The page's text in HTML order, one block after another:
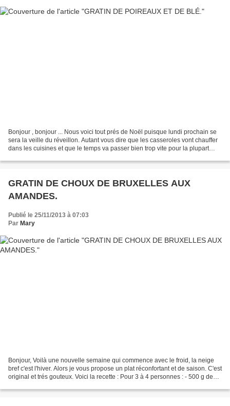
Bonjour , bonjour ... Nous voici tout prés de Noël puisque lundi prochain se
sera la veille du réveillon. Autant vous dire que les casseroles vont chauffer
dans les cuisines et que le temps va passer bien trop vite pour la plupart
GRATIN DE CHOUX DE BRUXELLES AUX
AMANDES.
Publié le 25/11/2013 à 07:03
Par Mary
Bonjour, Voilà une nouvelle semaine qui commence avec le froid, la neige
bref c'est l'hiver. Alors je vous propose un plat réconfortant et de saison. C'est
original et trés gouteux. Voici la recette : Pour 3 à 4 personnes : - 500 g de